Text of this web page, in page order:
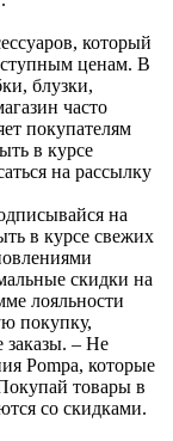
который
ценам. В
блузки,
часто
покупателям
в курсе
на рассылку
на
в курсе свежих
скидки на
лояльности
покупку,
– Не
Pompa, которые
товары в
со скидками.